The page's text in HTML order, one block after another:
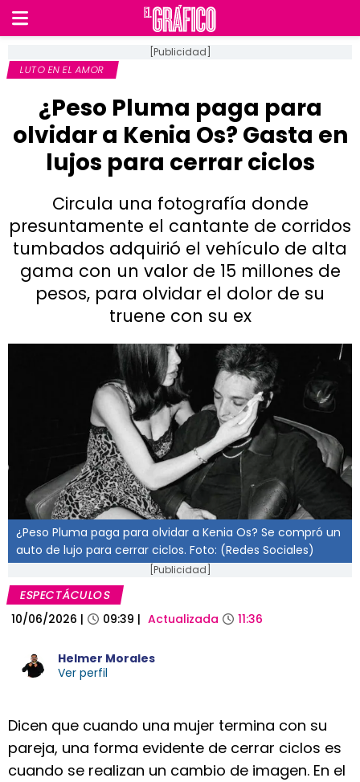
[Publicidad]
LUTO EN EL AMOR
¿Peso Pluma paga para
olvidar a Kenia Os? Gasta en
lujos para cerrar ciclos
Circula una fotografía donde
presuntamente el cantante de corridos
tumbados adquirió el vehículo de alta
gama con un valor de 15 millones de
pesos, para olvidar el dolor de su
truene con su ex
¿Peso Pluma paga para olvidar a Kenia Os? Se compró un
auto de lujo para cerrar ciclos. Foto: (Redes Sociales)
[Publicidad]
ESPECTÁCULOS
10/06/2026 | 09:39 | Actualizada 11:36
Helmer Morales
Ver perfil
Dicen que cuando una mujer termina con su
pareja, una forma evidente de cerrar ciclos es
cuando se realizan un cambio de imagen. En el